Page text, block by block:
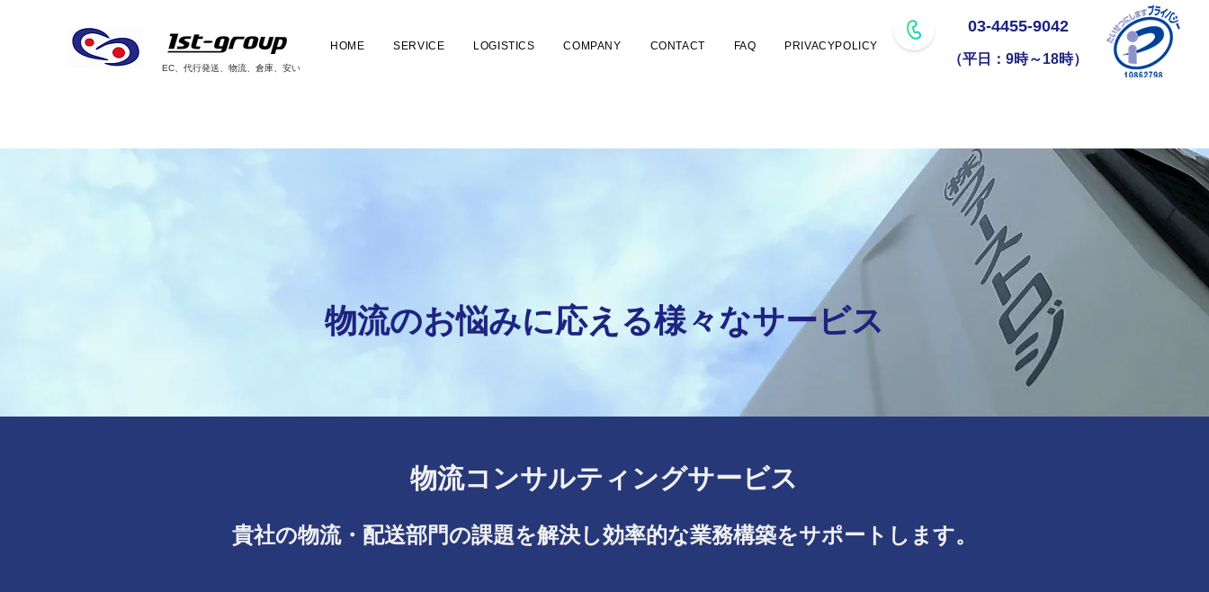
EC、代行発送、物流、倉庫、安い
03-4455-9042
（平日：9時～18時）
HOME SERVICE LOGISTICS COMPANY CONTACT FAQ PRIVACYPOLICY
​物流のお悩みに応える様々なサービス
物流コンサルティングサービス
貴社の物流・配送部門の課題を解決し効率的な業務構築をサポートします。